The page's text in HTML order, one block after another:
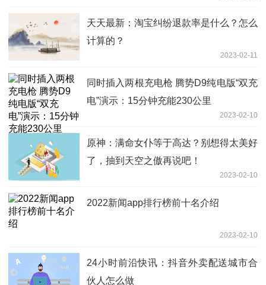
天天最新：淘宝纠纷退款率是什么？怎么
计算的？
2023-02-11
同时插入两根充电枪 腾势D9纯电版“双充
电”演示：15分钟充能230公里
2023-02-10
原神：满命女仆等于高达？别想得太美好
了，抽到天空之傲再说吧！
2023-02-10
2022新闻app排行榜前十名介绍
2023-02-10
24小时前沿快讯：抖音外卖配送城市合
伙人怎么做